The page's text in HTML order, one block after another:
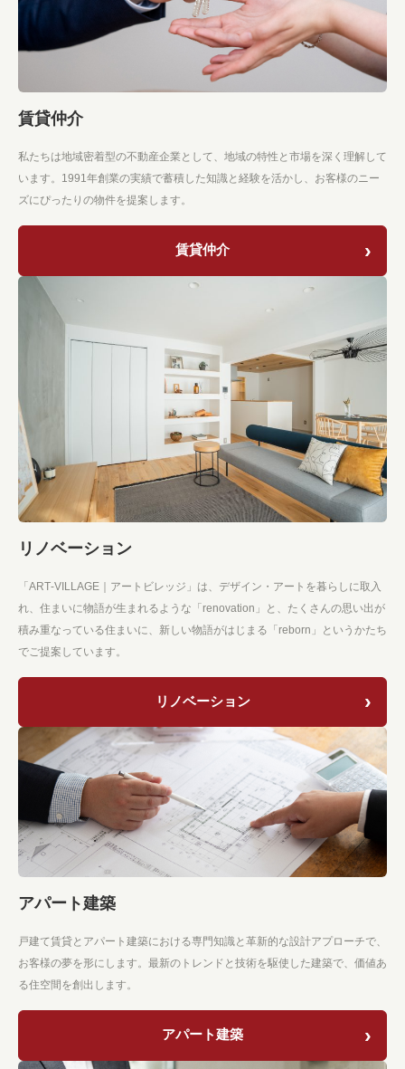
賃貸仲介
私たちは地域密着型の不動産企業として、地域の特性と市場を深く理解して
います。1991年創業の実績で蓄積した知識と経験を活かし、お客様のニー
ズにぴったりの物件を提案します。
賃貸仲介
リノベーション
「ART-VILLAGE｜アートビレッジ」は、デザイン・アートを暮らしに取入
れ、住まいに物語が生まれるような「renovation」と、たくさんの思い出が
積み重なっている住まいに、新しい物語がはじまる「reborn」というかたち
でご提案しています。
リノベーション
アパート建築
戸建て賃貸とアパート建築における専門知識と革新的な設計アプローチで、
お客様の夢を形にします。最新のトレンドと技術を駆使した建築で、価値あ
る住空間を創出します。
アパート建築